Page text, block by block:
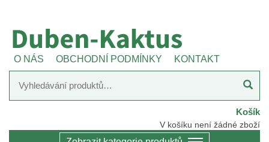
O NÁS OBCHODNÍ PODMÍNKY KONTAKT
Košík
V košíku není žádné zboží